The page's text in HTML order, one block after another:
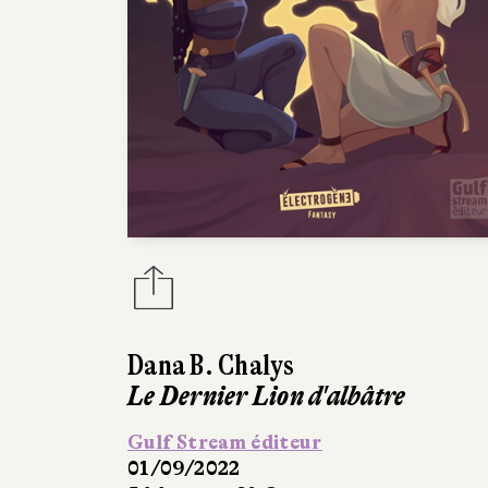
Dana B. Chalys
Le Dernier Lion d'albâtre
Gulf Stream éditeur
01/09/2022